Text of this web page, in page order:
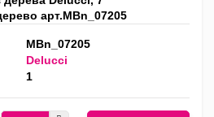
арт.MBn_07205
MBn_07205
Delucci
1